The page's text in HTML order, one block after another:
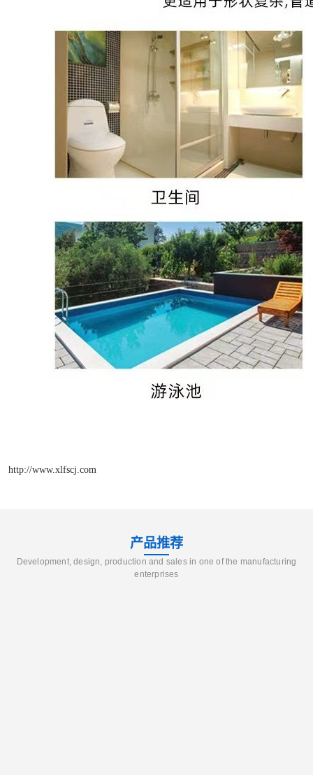
http://www.xlfscj.com
产品推荐
Development, design, production and sales in one of the manufacturing
enterprises